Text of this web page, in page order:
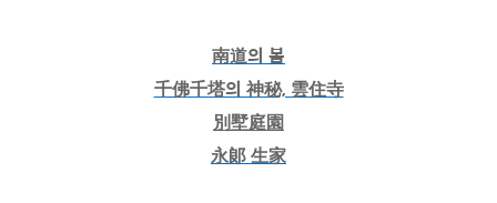
南道의 봄
千佛千塔의 神秘, 雲住寺
別墅庭園
永郞 生家